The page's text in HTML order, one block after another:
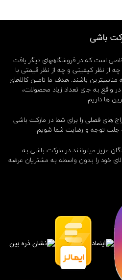
باشی
است که در فروشگاههای دیگر یافت
از نظر کیفیتی و چه از نظر قیمتی با
باشند. هدف ما تامین کالاهای
واقع به جای تعداد زیاد محصولات،
ها داریم.
های فصلی را برای شما در مارکت باشی
جلب توجه و رضایت شما شویم.
عزیز میتوانند در مارکت باشی به
خود را بدون واسطه به مشتریان عرضه